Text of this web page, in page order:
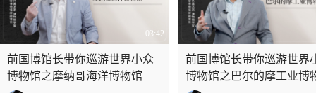
03:42
前国博馆长带你巡游世界小众
博物馆之摩纳哥海洋博物馆
前国博馆长带你巡游世界
博物馆之巴尔的摩工业博